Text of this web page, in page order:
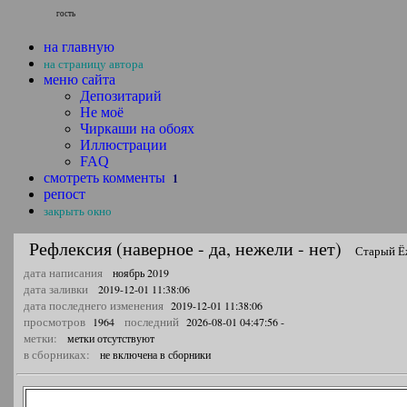
гость
на главную
на страницу автора
меню сайта
Депозитарий
Не моё
Чиркаши на обоях
Иллюстрации
FAQ
смотреть комменты 1
репост
закрыть окно
Рефлексия (наверное - да, нежели - нет)
Старый
дата написания
ноябрь 2019
дата заливки 2019-12-01 11:38:06
дата последнего изменения 2019-12-01 11:38:06
просмотров 1964 последний 2026-08-01 04:47:56 -
метки: метки отсутствуют
в сборниках: не включена в сборники